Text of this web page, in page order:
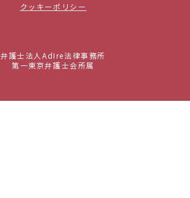
クッキーポリシー
弁護士法人AdIre法律事務所
第一東京弁護士会所属